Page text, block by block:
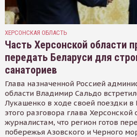
ХЕРСОНСКАЯ ОБЛАСТЬ
Часть Херсонской области
передать Беларуси для
санаториев
Глава назначенной Россией
области Владимир Сальдо
Лукашенко в ходе своей поездки в
этого разговора глава Херсонской
журналистам, что регион готов
побережья Азовского и Черного